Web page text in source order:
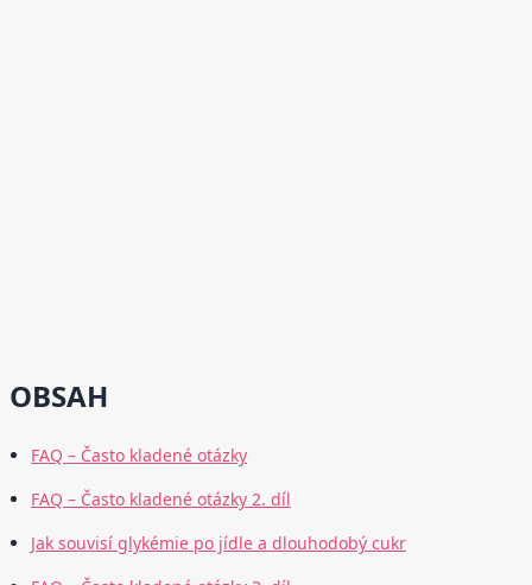
OBSAH
FAQ – Často kladené otázky
FAQ – Často kladené otázky 2. díl
Jak souvisí glykémie po jídle a dlouhodobý cukr